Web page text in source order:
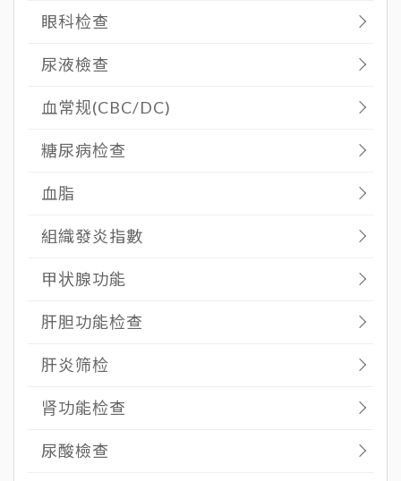
眼科检查
尿液檢查
血常规(CBC/DC)
糖尿病检查
血脂
組織發炎指數
甲状腺功能
肝胆功能检查
肝炎筛检
肾功能检查
尿酸檢查